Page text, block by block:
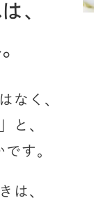
、
なく、
と、
す。
は、